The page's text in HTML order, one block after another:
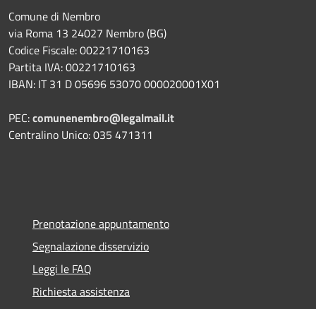
Comune di Nembro
via Roma 13 24027 Nembro (BG)
Codice Fiscale: 00221710163
Partita IVA: 00221710163
IBAN: IT 31 D 05696 53070 000020001X01
PEC:comunenembro@legalmail.it
Centralino Unico: 035 471311
Prenotazione appuntamento
Segnalazione disservizio
Leggi le FAQ
Richiesta assistenza